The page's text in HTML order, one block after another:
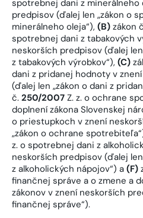
spotrebnej dani z minerálneho
predpisov (ďalej len „zákon o
minerálneho oleja“), (B) zákon
spotrebnej dani z tabakových
neskorších predpisov (ďalej
z tabakových výrobkov“), (C)
dani z pridanej hodnoty v
(ďalej len „zákon o dani z
č. 250/2007 Z. z. o ochrane
doplnení zákona Slovenskej
o priestupkoch v znení
„zákon o ochrane
z. o spotrebnej dani z
neskorších predpisov (ďalej
z alkoholických nápojov“) a (F)
finančnej správe a o zmene a
zákonov v znení neskorších
finančnej správe“).